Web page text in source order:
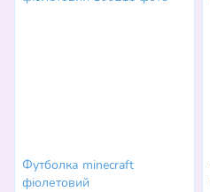
Футболка minecraft
фіолетовий